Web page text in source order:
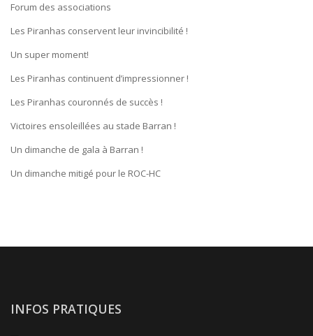
Forum des associations
Les Piranhas conservent leur invincibilité !
Un super moment!
Les Piranhas continuent d’impressionner !
Les Piranhas couronnés de succès !
Victoires ensoleillées au stade Barran !
Un dimanche de gala à Barran !
Un dimanche mitigé pour le ROC-HC
INFOS PRATIQUES